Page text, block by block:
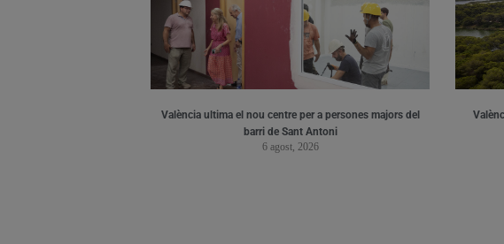
València ultima el nou centre per a persones majors del
barri de Sant Antoni
6 agost, 2026